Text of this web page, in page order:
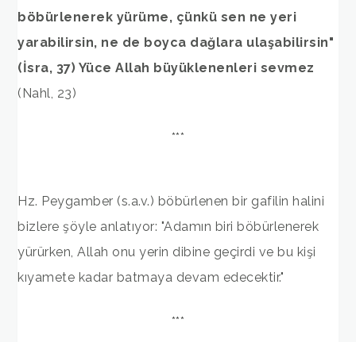
böbürlenerek yürüme, çünkü sen ne yeri
yarabilirsin, ne de boyca dağlara ulaşabilirsin"
(İsra, 37) Yüce Allah büyüklenenleri sevmez
(Nahl, 23)
***
Hz. Peygamber (s.a.v.) böbürlenen bir gafilin halini
bizlere şöyle anlatıyor: "Adamın biri böbürlenerek
yürürken, Allah onu yerin dibine geçirdi ve bu kişi
kıyamete kadar batmaya devam edecektir."
***